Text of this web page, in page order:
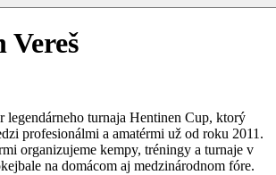
Vereš
legendárneho turnaja Hentinen Cup, ktorý
profesionálmi a amatérmi už od roku 2011.
organizujeme kempy, tréningy a turnaje v
na domácom aj medzinárodnom fóre.